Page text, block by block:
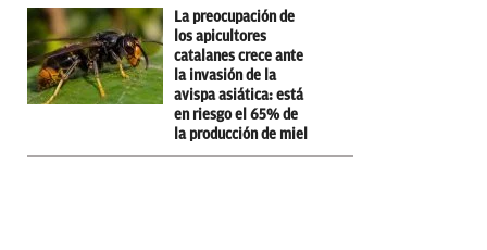
La preocupación de
los apicultores
catalanes crece ante
la invasión de la
avispa asiática: está
en riesgo el 65% de
la producción de miel